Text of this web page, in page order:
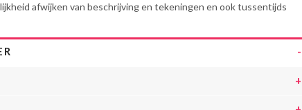
afwijken van beschrijving en tekeningen en ook tussentijds